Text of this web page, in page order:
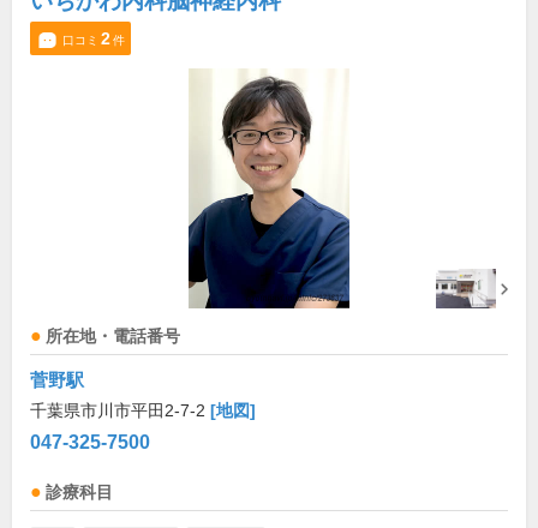
口コミ 2件
所在地・電話番号
菅野駅
千葉県市川市平田2-7-2 [地図]
047-325-7500
診療科目